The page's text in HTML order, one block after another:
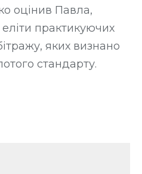
оцінив Павла,
практикуючих
яких визнано
стандарту.